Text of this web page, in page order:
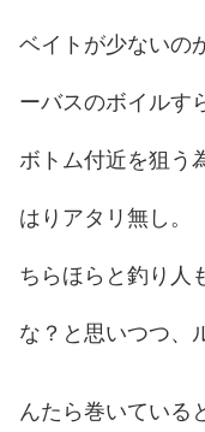
ベイトが少ないの
ーバスのボイルす
ボトム付近を狙う
はりアタリ無し。
ちらほらと釣り人
な？と思いつつ、
んたら巻いている